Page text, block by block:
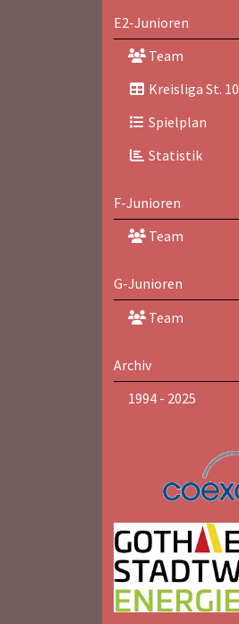
E2-Junioren
Team
Kreisliga St. 10
Spielplan
Statistik
F-Junioren
Team
G-Junioren
Team
Archiv
1994 - 2025